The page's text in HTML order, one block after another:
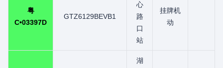
粤
C•03397D
GTZ6129BEVB1
心
路
口
站
挂牌机
动
湖